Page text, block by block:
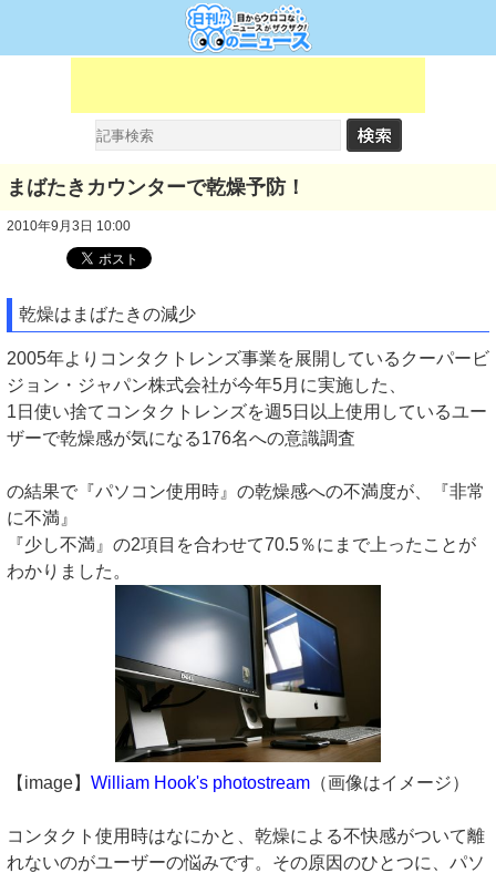
まばたきカウンターで乾燥予防！
2010年9月3日 10:00
乾燥はまばたきの減少
2005年よりコンタクトレンズ事業を展開しているクーパービ
ジョン・ジャパン株式会社が今年5月に実施した、
1日使い捨てコンタクトレンズを週5日以上使用しているユー
ザーで乾燥感が気になる176名への意識調査
の結果で『パソコン使用時』の乾燥感への不満度が、『非常
に不満』
『少し不満』の2項目を合わせて70.5％にまで上ったことが
わかりました。
【image】 William Hook's photostream （画像はイメージ）
コンタクト使用時はなにかと、乾燥による不快感がついて離
れないのがユーザーの悩みです。その原因のひとつに、パソ